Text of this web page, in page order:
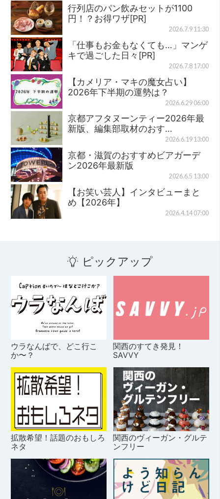
行列店のパン飲みセットが1100
円！？お得ワザ[PR]
2026.7.9 11:30
「仕事もお金もなくても…」マンゲ
キで過ごした日々[PR]
2026.7.8 17:00
【カメリア・マキの魔女占い】
2026年下半期の運勢は？
2026.6.29 06:00
京都アフタヌーンティー2026年最
新版、編集部取材のおす…
2026.6.19 13:00
京都・滋賀のおすすめビアガーデ
ン2026年最新版
2026.6.5 13:00
【お笑い芸人】インタビューまと
め【2026年】
2026.4.14 07:00
ピックアップ
ウラなんばで、どこ行こ
か〜？
関西のすてき発見！
SAVVY
拡散希望！話題のおもしろ
ネタ
関西のヴィーガン・グルテ
ンフリー